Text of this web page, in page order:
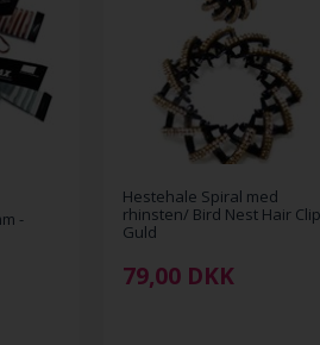
-
Hestehale Spiral med
rhinsten/ Bird Nest Hair Clip -
79,00 DKK